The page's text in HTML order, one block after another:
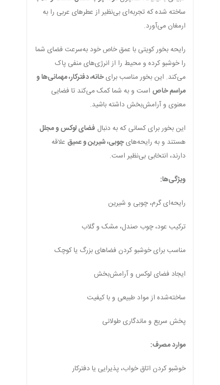
ساخته شده که تجربه‌ای بی‌نظیر از عطرهای عربی را به
ارمغان می‌آورد.
رایحه بخور کویتی با عمق خاص خود به‌سرعت فضای شما
را خوشبو کرده و محیط را از انرژی‌های منفی پاک
می‌کند. این بخور مناسب برایخانه، دفترکار، مهمانی‌ها و
مراسم خاص است و به شما کمک می‌کند تا فضایی
معنوی و آرامش‌بخش داشته باشید.
این بخور برای کسانی که به دنبال فضای لوکس و مجلل
هستند و به رایحه‌هایچوبی، شیرین و عمیق علاقه
دارند، انتخابی بی‌نظیر است.
ویژگی‌ها:
رایحه‌ای گرم، چوبی و شیرین
ترکیب عود، چوب صندل، مشک و گلاب
مناسب برای خوشبو کردن فضاهای بزرگ یا کوچک
ایجاد فضای لوکس و آرامش‌بخش
ساخته‌شده از مواد طبیعی و با کیفیت
پخش سریع و ماندگاری طولانی
موارد مصرف:
خوشبو کردن اتاق خواب، پذیرایی یا دفترکار